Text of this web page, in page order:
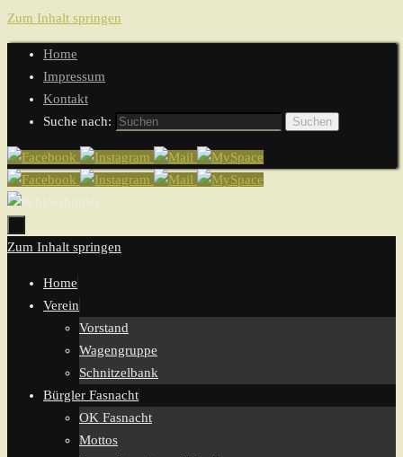
Zum Inhalt springen
Home
Impressum
Kontakt
Suche nach:
Suchen
Zum Inhalt springen
Home
Verein
Vorstand
Wagengruppe
Schnitzelbank
Bürgler Fasnacht
OK Fasnacht
Mottos